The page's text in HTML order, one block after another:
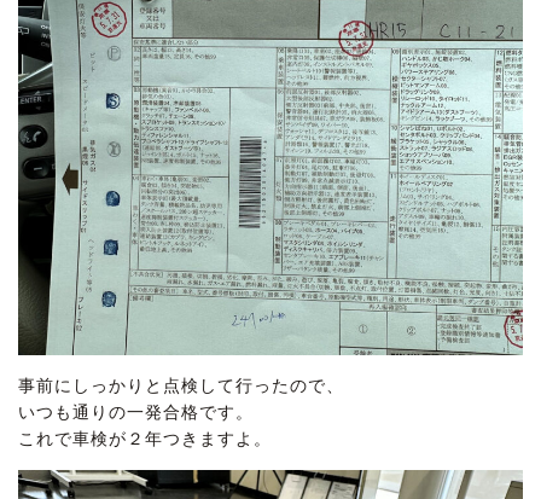
事前にしっかりと点検して行ったので、
いつも通りの一発合格です。
これで車検が２年つきますよ。